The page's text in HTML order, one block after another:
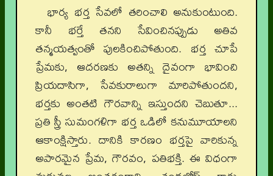
భార్య భర్త సేవలో తరించాలి అనుకుంటుంది.
కానీ భర్తే తనని సేవించినప్పుడు అతివ
తన్మయత్వంతో పులకించిపోతుంది. భర్త చూపే
ప్రేమకు, ఆదరణకు అతన్ని దైవంగా భావించి
ప్రియదాసిగా, సేవకురాలుగా మారిపోతుందని,
భర్తకు అంతటి గౌరవాన్ని ఇస్తుందని చెబుతూ...
ప్రతి స్త్రీ సుమంగళిగా భర్త ఒడిలో కనుమూయాలని
ఆకాంక్షిస్తారు. దానికి కారణం భర్తపై వారికున్న
అపారమైన ప్రేమ, గౌరవం, పతిభక్తి. ఈ విధంగా